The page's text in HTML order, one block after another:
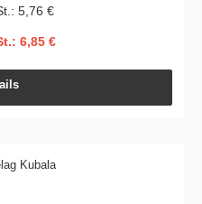
5,76 €
6,85 €